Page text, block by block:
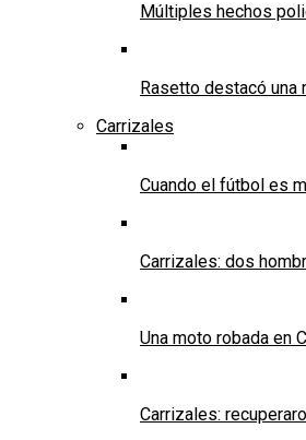
Múltiples hechos
Rasetto destacó una
Carrizales
Cuando el fútbol es
Carrizales: dos
Una moto robada en
Carrizales: